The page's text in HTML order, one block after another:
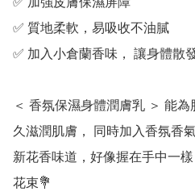
✅ 質地柔軟，易吸收不油膩
✅ 加入小倉蘭香味， 讓身體散
＜ 香氛保濕身體潤膚乳 ＞ 能
久滋潤肌膚， 同時加入香氛香
新花香味道，好像握在手中一
花束💐